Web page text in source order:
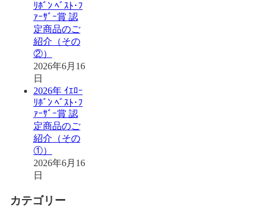
ﾘﾎﾞﾝ ﾍﾞｽﾄ･ﾌ
ｧｰｻﾞｰ賞 認
定商品のご
紹介（その
②）
2026年6月16
日
2026年 ｲｴﾛｰ
ﾘﾎﾞﾝ ﾍﾞｽﾄ･ﾌ
ｧｰｻﾞｰ賞 認
定商品のご
紹介（その
①）
2026年6月16
日
カテゴリー